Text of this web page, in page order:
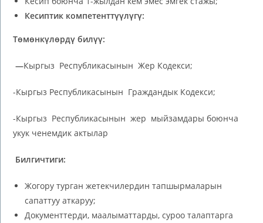
Кесиптик компетенттүүлүгү:
Төмөнкүлөрдү билүү:
—Кыргыз Республикасынын Жер Кодекси;
-Кыргыз Республикасынын Граждандык Кодекси;
-Кыргыз Республикасынын жер мыйзамдары боюнча
укук ченемдик актылар
Билгичтиги:
Жогору турган жетекчилердин тапшырмаларын
сапаттуу аткаруу;
Документтерди, маалыматтарды, суроо талаптарга